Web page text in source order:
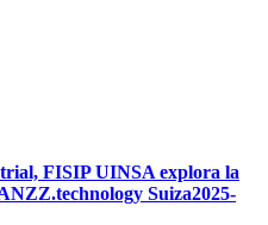
FISIP UINSA explora la
Suiza2025-